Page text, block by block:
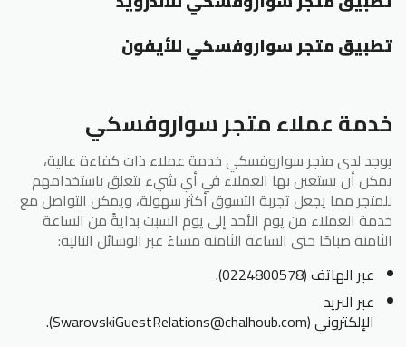
تطبيق متجر سواروفسكي للأيفون
خدمة عملاء متجر سواروفسكي
يوجد لدى متجر سواروفسكي خدمة عملاء ذات كفاءة عالية،
يمكن أن يستعين بها العملاء في أي شيء يتعلق باستخدامهم
للمتجر مما يجعل تجربة التسوق أكثر سهولة، ويمكن التواصل مع
خدمة العملاء من يوم الأحد إلى يوم السبت بدايةً من الساعة
الثامنة صباحًا حتى الساعة الثامنة مساءً عبر الوسائل التالية:
عبر الهاتف (0224800578).
عبر البريد
الإلكتروني (SwarovskiGuestRelations@chalhoub.com).